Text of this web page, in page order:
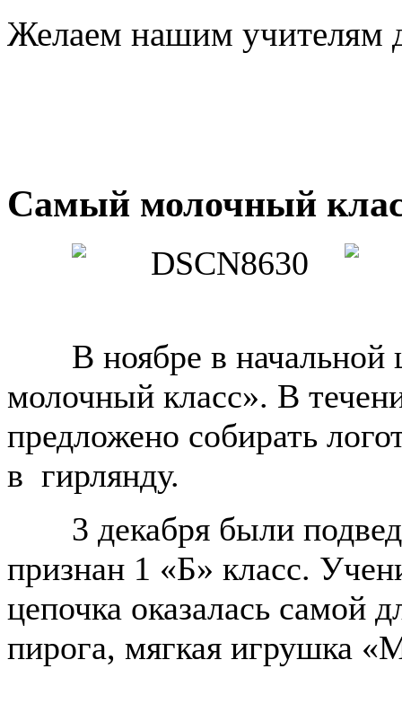
Желаем нашим учителям
Самый молочный
В ноябре в
молочный класс». В
предложено собирать
в гирлянду.
3 декабря были
признан 1 «Б» класс.
цепочка оказалась самой
пирога, мягкая игрушка